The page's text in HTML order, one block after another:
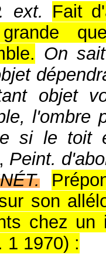
ext.
Fait
On
objet
l'ombre
si le toit
, Peint.
son
chez un
1 1970) :